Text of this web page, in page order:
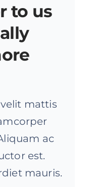
to us
mattis
ac
est.
mauris.